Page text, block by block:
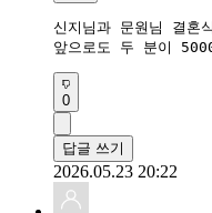
신지님과 문원님 결
앞으로도 두 분이
0
답글 쓰기
2026.05.23 20:22